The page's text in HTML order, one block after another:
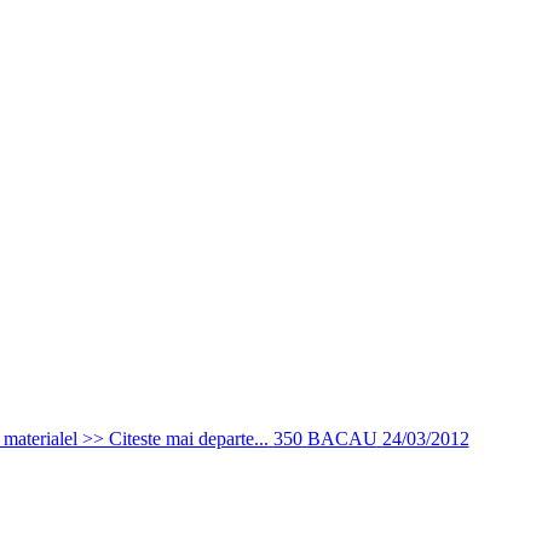
>> Citeste mai departe... 350 BACAU 24/03/2012